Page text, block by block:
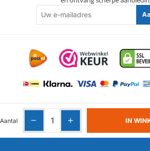
Aantal IN
e-
mailadres
Algemene voorwaarden Privacy